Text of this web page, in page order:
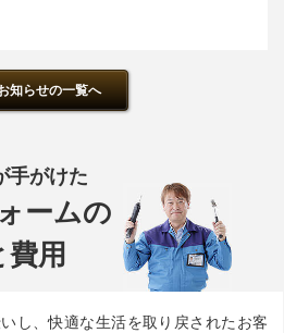
知らせの一覧へ
手がけた
ームの
用
し、快適な生活を取り戻されたお客